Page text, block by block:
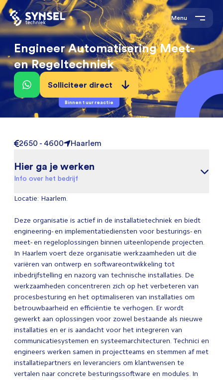
Menu
Engineer Automatisering Meet-
en Regeltechniek
Solliciteer direct
Binnen 1 uur reactie
2650 - 4600 Haarlem
Hier ga je werken
Info over het bedrijf
Locatie: Haarlem.
Deze organisatie is actief in de installatietechniek en biedt
engineering- en implementatiediensten voor besturings- en
meet- en regeloplossingen binnen uiteenlopende projecten.
In Haarlem voert deze organisatie werkzaamheden uit die
variëren van ontwerp en softwareontwikkeling tot
inbedrijfstelling en nazorg van technische installaties. De
werkzaamheden concentreren zich op het verbeteren van
procesbesturing en het optimaliseren van installaties om
betrouwbaarheid en efficiëntie te verhogen. Er wordt
gewerkt aan oplossingen voor zowel bestaande als nieuwe
installaties en er is aandacht voor het integreren van
communicatiesystemen en systeemarchitecturen. Technici en
engineers werken samen in projectteams en stemmen af met
installatiepartners en leveranciers om klantwensen te
vertalen naar concrete besturingssoftware en modules. In